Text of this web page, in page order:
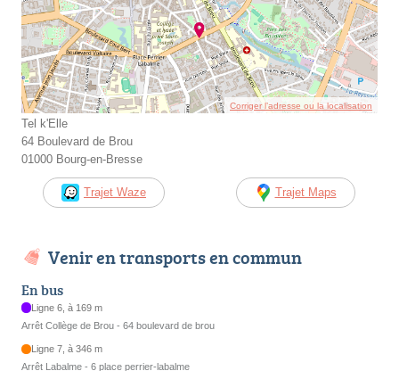
Corriger l’adresse ou la localisation
Tel k'Elle
64 Boulevard de Brou
01000 Bourg-en-Bresse
Trajet Waze Trajet Maps
Venir en transports en commun
En bus
Ligne 6, à 169 m
Arrêt Collège de Brou - 64 boulevard de brou
Ligne 7, à 346 m
Arrêt Labalme - 6 place perrier-labalme